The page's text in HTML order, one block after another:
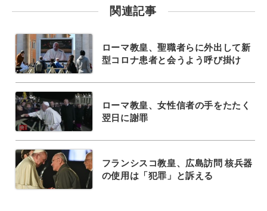
関連記事
ローマ教皇、聖職者らに外出して新
型コロナ患者と会うよう呼び掛け
ローマ教皇、女性信者の手をたたく
翌日に謝罪
フランシスコ教皇、広島訪問 核兵器
の使用は「犯罪」と訴える